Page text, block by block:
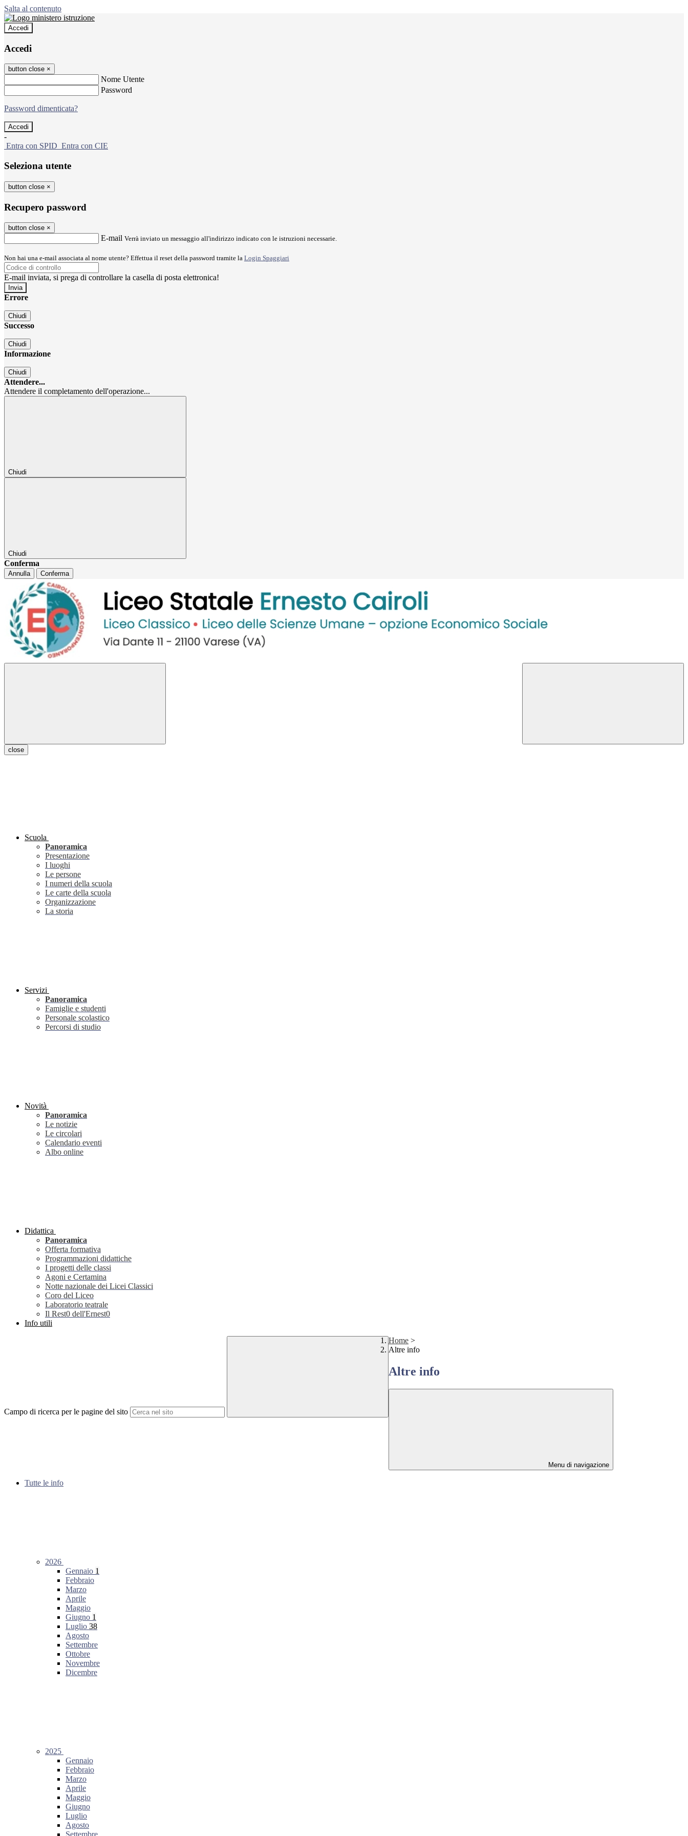
Salta al contenuto
Accedi
Accedi
button close ×
Nome Utente
Password
Password dimenticata?
-
Entra con SPID Entra con CIE
Seleziona utente
button close ×
Recupero password
button close ×
E-mail Verrà inviato un messaggio all'indirizzo indicato con le istruzioni necessarie.
Non hai una e-mail associata al nome utente? Effettua il reset della password tramite la Login Spaggiari
E-mail inviata, si prega di controllare la casella di posta elettronica!
Errore
Chiudi
Successo
Chiudi
Informazione
Chiudi
Attendere...
Attendere il completamento dell'operazione...
Chiudi
Chiudi
Conferma
Annulla Conferma
close
Scuola
Panoramica
Presentazione
I luoghi
Le persone
I numeri della scuola
Le carte della scuola
Organizzazione
La storia
Servizi
Panoramica
Famiglie e studenti
Personale scolastico
Percorsi di studio
Novità
Panoramica
Le notizie
Le circolari
Calendario eventi
Albo online
Didattica
Panoramica
Offerta formativa
Programmazioni didattiche
I progetti delle classi
Agoni e Certamina
Notte nazionale dei Licei Classici
Coro del Liceo
Laboratorio teatrale
Il Rest0 dell'Ernest0
Info utili
Campo di ricerca per le pagine del sito
Home >
Altre info
Altre info
Menu di navigazione
Tutte le info
2026
Gennaio 1
Febbraio
Marzo
Aprile
Maggio
Giugno 1
Luglio 38
Agosto
Settembre
Ottobre
Novembre
Dicembre
2025
Gennaio
Febbraio
Marzo
Aprile
Maggio
Giugno
Luglio
Agosto